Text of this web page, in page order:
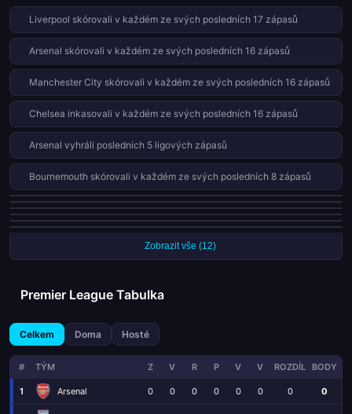
kompletní obraz o tom, jak proběhla závěrečná etapa jedné z
nejuznávanějších fotbalových lig světa. Nechte se unést
emocemi finálního dějství anglického mistrovství.
Liverpool skórovali v každém ze svých posledních 17 zápasů
Arsenal skórovali v každém ze svých posledních 16 zápasů
Manchester City skórovali v každém ze svých posledních 16 zápasů
Chelsea inkasovali v každém ze svých posledních 16 zápasů
Arsenal vyhráli posledních 5 ligových zápasů
Bournemouth skórovali v každém ze svých posledních 8 zápasů
Nottingham Forest skórovali v každém ze svých posledních 8 zápasů
Wolves inkasovali v každém ze svých posledních 9 zápasů
Bournemouth jsou neporažení v posledních 5 ligových zápasech
Burnley inkasovali v každém ze svých posledních 8 zápasů
Newcastle inkasovali v každém ze svých posledních 8 zápasů
Zobrazit vše (12)
Premier League Tabulka
Celkem Doma Hosté
# TÝM Z V R P V V ROZDÍL BODY
1 Arsenal 0 0 0 0 0 0 0 0